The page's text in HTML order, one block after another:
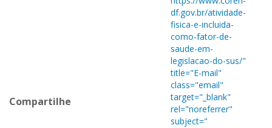
Compartilhe
df.gov.br/atividade-
fisica-e-incluida-
como-fator-de-
saude-em-
legislacao-do-sus/"
title="E-mail"
class="email"
target="_blank"
rel="noreferrer"
subject="